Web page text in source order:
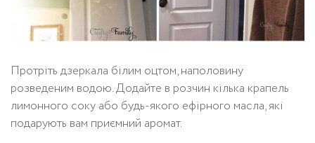
Протріть дзеркала білим оцтом, наполовину
розведеним водою. Додайте в розчин кілька крапель
лимонного соку або будь-якого ефірного масла, які
подарують вам приємний аромат.